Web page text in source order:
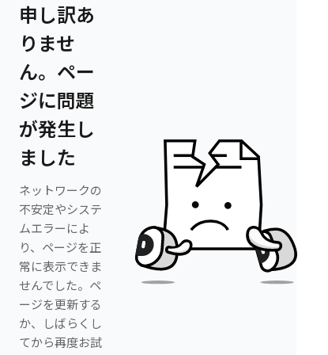
申し訳あ
りませ
ん。ペー
ジに問題
が発生し
ました
ネットワークの
不安定やシステ
ムエラーによ
り、ページを正
常に表示できま
せんでした。ペ
ージを更新する
か、しばらくし
てから再度お試